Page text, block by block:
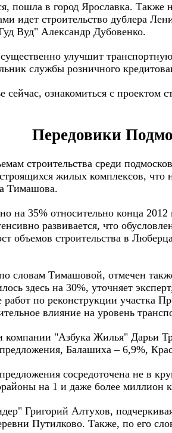
пошла в город Ярославка. Также
идет строительство дублера
Вуд" Александр Дубовенко.
улучшит
службы розничного
ознакомиться с проектом
Передовики
строительства среди
жилых комплексов, что
Тимашова.
на 35% относительно конца
развивается, что
объемов строительства в
словам Тимашовой, отмечен
здесь на 30%, уточняет
по реконструкции участка
влияние на уровень
компании "Азбука Жилья" Дарьи
Балашиха – 6,9%,
сосредоточена не в
на 1 и даже более миллион
Григорий Алтухов,
Путилково. Также, по его